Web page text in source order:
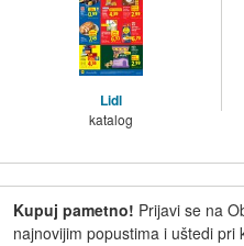
Lidl
katalog
Kupuj pametno! Prijavi se na
najnovijim popustima i uštedi pri